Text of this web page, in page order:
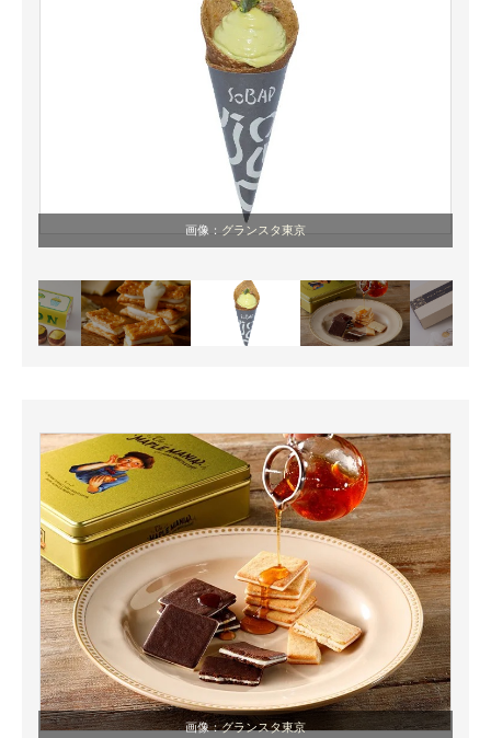
画像： グランスタ東京
画像：グランスタ東京